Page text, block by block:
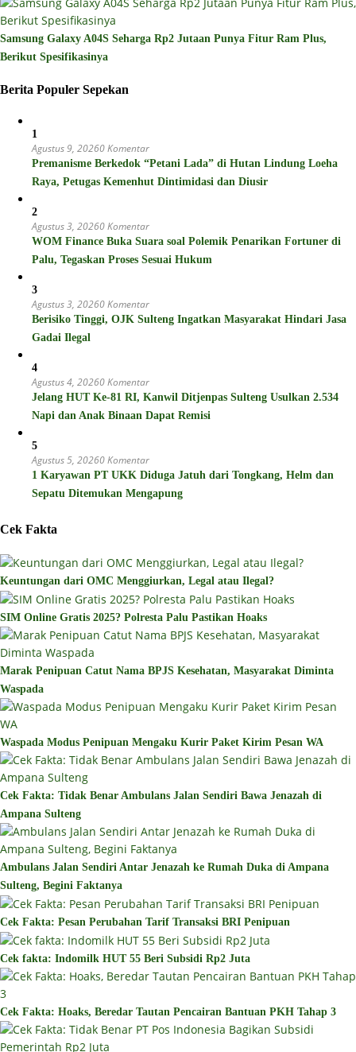
Samsung Galaxy A04S Seharga Rp2 Jutaan Punya Fitur Ram Plus,
Berikut Spesifikasinya
Berita Populer Sepekan
1
Agustus 9, 20260 Komentar
Premanisme Berkedok “Petani Lada” di Hutan Lindung Loeha
Raya, Petugas Kemenhut Dintimidasi dan Diusir
2
Agustus 3, 20260 Komentar
WOM Finance Buka Suara soal Polemik Penarikan Fortuner di
Palu, Tegaskan Proses Sesuai Hukum
3
Agustus 3, 20260 Komentar
Berisiko Tinggi, OJK Sulteng Ingatkan Masyarakat Hindari Jasa
Gadai Ilegal
4
Agustus 4, 20260 Komentar
Jelang HUT Ke-81 RI, Kanwil Ditjenpas Sulteng Usulkan 2.534
Napi dan Anak Binaan Dapat Remisi
5
Agustus 5, 20260 Komentar
1 Karyawan PT UKK Diduga Jatuh dari Tongkang, Helm dan
Sepatu Ditemukan Mengapung
Cek Fakta
Keuntungan dari OMC Menggiurkan, Legal atau Ilegal?
SIM Online Gratis 2025? Polresta Palu Pastikan Hoaks
Marak Penipuan Catut Nama BPJS Kesehatan, Masyarakat Diminta
Waspada
Waspada Modus Penipuan Mengaku Kurir Paket Kirim Pesan WA
Cek Fakta: Tidak Benar Ambulans Jalan Sendiri Bawa Jenazah di
Ampana Sulteng
Ambulans Jalan Sendiri Antar Jenazah ke Rumah Duka di Ampana
Sulteng, Begini Faktanya
Cek Fakta: Pesan Perubahan Tarif Transaksi BRI Penipuan
Cek fakta: Indomilk HUT 55 Beri Subsidi Rp2 Juta
Cek Fakta: Hoaks, Beredar Tautan Pencairan Bantuan PKH Tahap 3